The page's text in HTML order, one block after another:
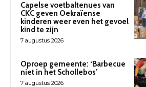
Capelse voetbaltenues van
CKC geven Oekraïense
kinderen weer even het gevoel
kind te zijn
7 augustus 2026
Oproep gemeente: ‘Barbecue
niet in het Schollebos’
7 augustus 2026